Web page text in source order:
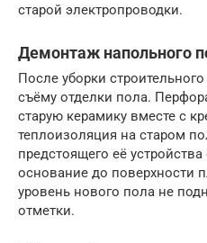
старой электропроводки.
Демонтаж напольного
После уборки
съёму отделки пола.
старую керамику вместе с
теплоизоляция на старом
предстоящего её
основание до поверхности
уровень нового пола не
отметки.